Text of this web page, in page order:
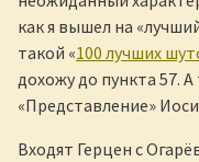
как я вышел на
такой «100 лучших
дохожу до пункта 57.
«Представление»
Входят Герцен с